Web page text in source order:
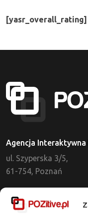
[yasr_overall_rating]
Agencja
ul. Szyperska 3/5,
61-754, Poznań
Dział Obsługi Klienta
tel. 721 637 513